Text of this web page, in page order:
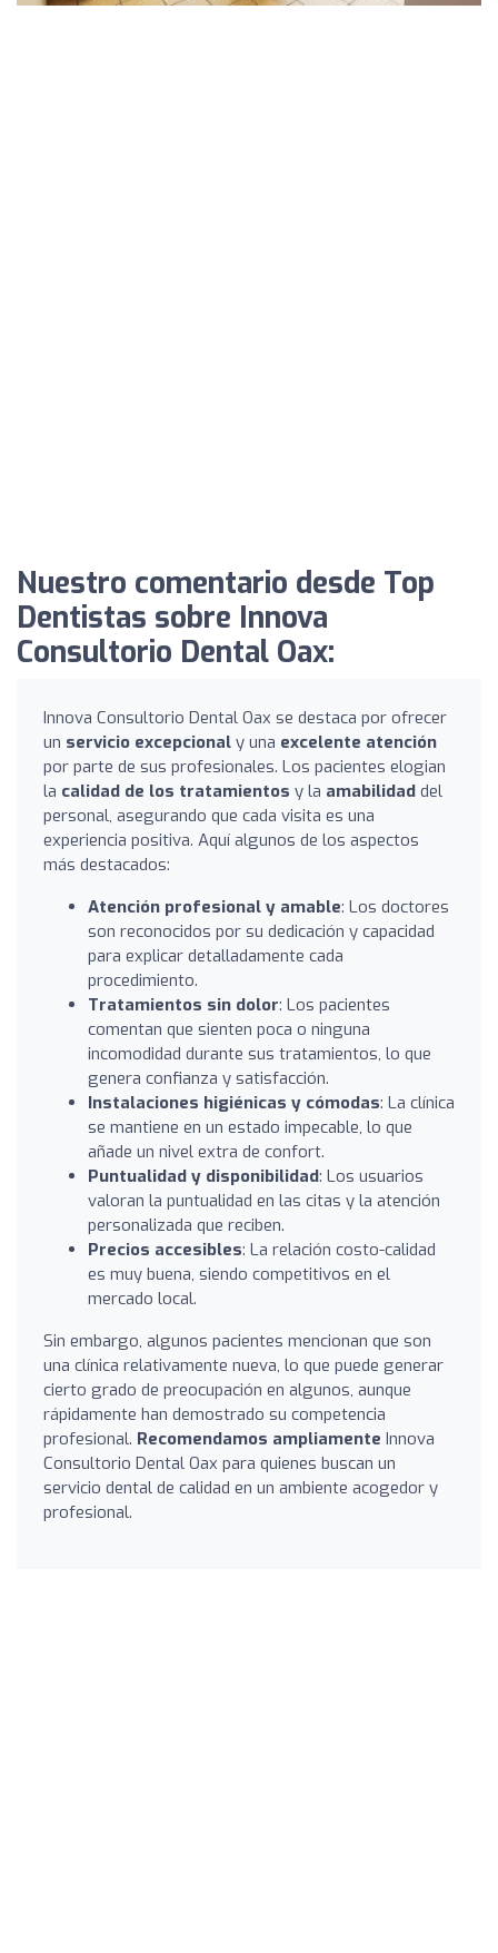
Nuestro comentario desde Top
Dentistas sobre Innova
Consultorio Dental Oax:
Innova Consultorio Dental Oax se destaca por ofrecer
un servicio excepcional y una excelente atención
por parte de sus profesionales. Los pacientes elogian
la calidad de los tratamientos y la amabilidad del
personal, asegurando que cada visita es una
experiencia positiva. Aquí algunos de los aspectos
más destacados:
Atención profesional y amable: Los doctores
son reconocidos por su dedicación y capacidad
para explicar detalladamente cada
procedimiento.
Tratamientos sin dolor: Los pacientes
comentan que sienten poca o ninguna
incomodidad durante sus tratamientos, lo que
genera confianza y satisfacción.
Instalaciones higiénicas y cómodas: La clínica
se mantiene en un estado impecable, lo que
añade un nivel extra de confort.
Puntualidad y disponibilidad: Los usuarios
valoran la puntualidad en las citas y la atención
personalizada que reciben.
Precios accesibles: La relación costo-calidad
es muy buena, siendo competitivos en el
mercado local.
Sin embargo, algunos pacientes mencionan que son
una clínica relativamente nueva, lo que puede generar
cierto grado de preocupación en algunos, aunque
rápidamente han demostrado su competencia
profesional. Recomendamos ampliamente Innova
Consultorio Dental Oax para quienes buscan un
servicio dental de calidad en un ambiente acogedor y
profesional.